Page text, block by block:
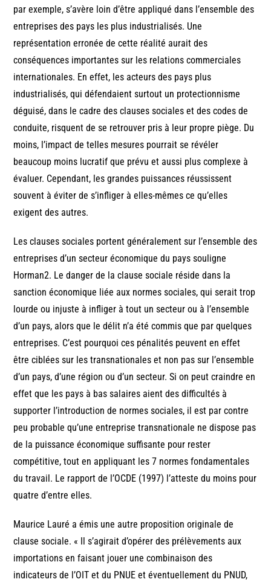
par exemple, s’avère loin d’être appliqué dans l’ensemble des
entreprises des pays les plus industrialisés. Une
représentation erronée de cette réalité aurait des
conséquences importantes sur les relations commerciales
internationales. En effet, les acteurs des pays plus
industrialisés, qui défendaient surtout un protectionnisme
déguisé, dans le cadre des clauses sociales et des codes de
conduite, risquent de se retrouver pris à leur propre piège. Du
moins, l’impact de telles mesures pourrait se révéler
beaucoup moins lucratif que prévu et aussi plus complexe à
évaluer. Cependant, les grandes puissances réussissent
souvent à éviter de s’infliger à elles-mêmes ce qu’elles
exigent des autres.
Les clauses sociales portent généralement sur l’ensemble des
entreprises d’un secteur économique du pays souligne
Horman2. Le danger de la clause sociale réside dans la
sanction économique liée aux normes sociales, qui serait trop
lourde ou injuste à infliger à tout un secteur ou à l’ensemble
d’un pays, alors que le délit n’a été commis que par quelques
entreprises. C’est pourquoi ces pénalités peuvent en effet
être ciblées sur les transnationales et non pas sur l’ensemble
d’un pays, d’une région ou d’un secteur. Si on peut craindre en
effet que les pays à bas salaires aient des difficultés à
supporter l’introduction de normes sociales, il est par contre
peu probable qu’une entreprise transnationale ne dispose pas
de la puissance économique suffisante pour rester
compétitive, tout en appliquant les 7 normes fondamentales
du travail. Le rapport de l’OCDE (1997) l’atteste du moins pour
quatre d’entre elles.
Maurice Lauré a émis une autre proposition originale de
clause sociale. « Il s’agirait d’opérer des prélèvements aux
importations en faisant jouer une combinaison des
indicateurs de l’OIT et du PNUE et éventuellement du PNUD,